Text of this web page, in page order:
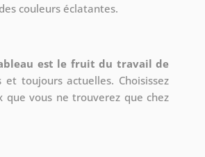
couleurs éclatantes.
est le fruit du travail de
toujours actuelles. Choisissez
vous ne trouverez que chez